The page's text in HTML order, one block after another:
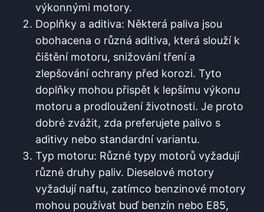
výkonnými ​motory.
Doplňky a aditiva: Některá paliva jsou
obohacena o různá aditiva, která slouží k
čištění motoru, snižování tření a
zlepšování ochrany před⁣ korozi. Tyto
doplňky mohou přispět k lepšímu výkonu​
motoru a prodloužení životnosti. Je proto
dobré zvážit, zda ​preferujete ⁣palivo s
aditivy nebo standardní variantu.
Typ motoru: Různé typy motorů vyžadují
různé druhy ⁣paliv. Dieselové motory
vyžadují naftu, zatímco benzinové motory
mohou používat ​buď benzín nebo E85,